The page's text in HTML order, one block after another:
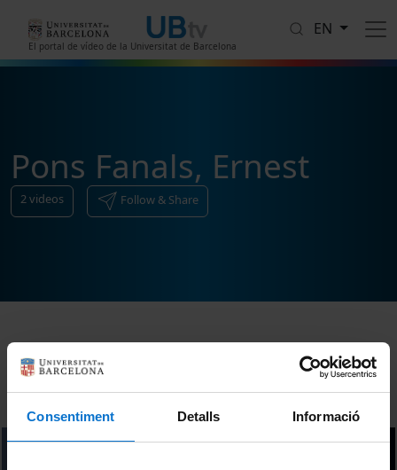
Consentiment Detalls Informació
El portal de vídeo de la Universitat de Barcelona
EN
Pons Fanals, Ernest
2videos Follow & Share
Sort